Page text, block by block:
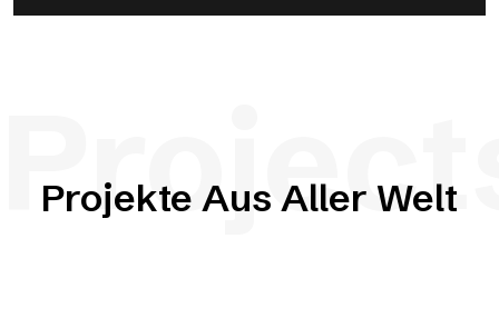
Projekte Aus Aller Welt